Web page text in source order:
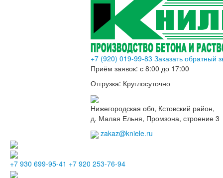
+7 (920) 019-99-83 Заказать обратный
Приём заявок: с 8:00 до 17:00
Отгрузка: Круглосуточно
Нижегородская обл, Кстовский район,
д. Малая Ельня, Промзона, строение 3
zakaz@kniele.ru
+7 930 699-95-41 +7 920 253-76-94